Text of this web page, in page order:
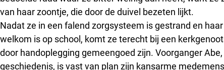
van haar zoontje, die door de duivel bezeten lijkt.
Nadat ze in een falend zorgsysteem is gestrand en
welkom is op school, komt ze terecht bij een
door handoplegging gemeengoed zijn. Voorganger
geschiedenis, is vast van plan zijn kansarme